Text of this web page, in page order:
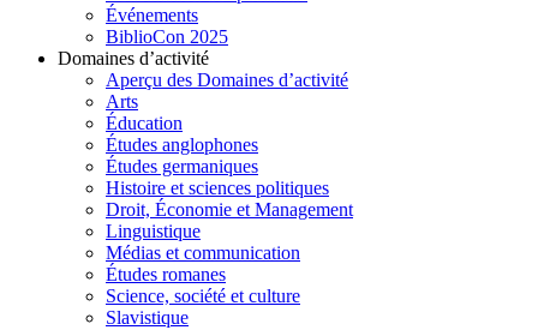
Événements
BiblioCon 2025
Domaines d’activité
Aperçu des Domaines d’activité
Arts
Éducation
Études anglophones
Études germaniques
Histoire et sciences politiques
Droit, Économie et Management
Linguistique
Médias et communication
Études romanes
Science, société et culture
Slavistique